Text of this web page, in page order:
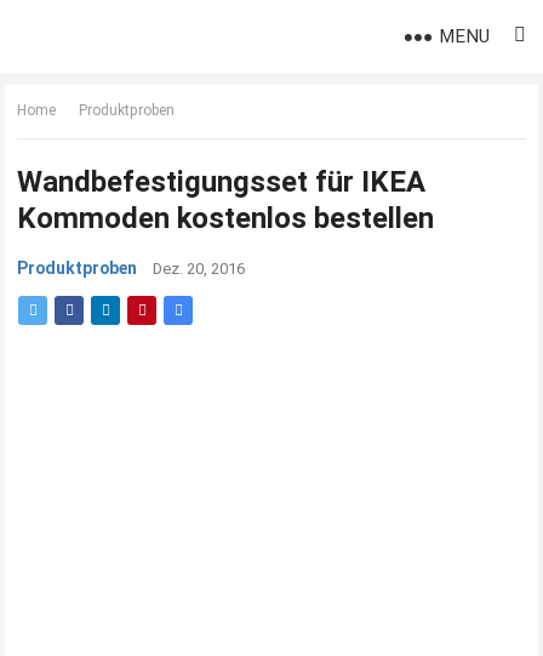
MENU
Home Produktproben
Wandbefestigungsset für IKEA
Kommoden kostenlos bestellen
Produktproben Dez. 20, 2016